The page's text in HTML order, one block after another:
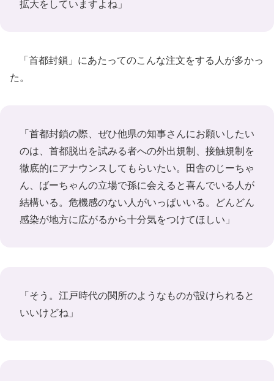
拡大をしていますよね」
「首都封鎖」にあたってのこんな注文をする人が多かっ
た。
「首都封鎖の際、ぜひ他県の知事さんにお願いしたい
のは、首都脱出を試みる者への外出規制、接触規制を
徹底的にアナウンスしてもらいたい。田舎のじーちゃ
ん、ばーちゃんの立場で孫に会えると喜んでいる人が
結構いる。危機感のない人がいっぱいいる。どんどん
感染が地方に広がるから十分気をつけてほしい」
「そう。江戸時代の関所のようなものが設けられると
いいけどね」